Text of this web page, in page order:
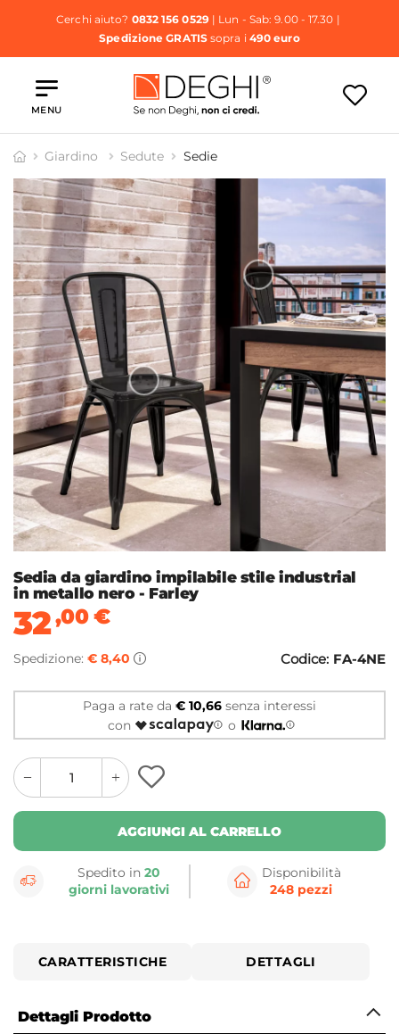
Cerchi aiuto? 0832 156 0529| Lun - Sab: 9.00 - 17.30 |
Spedizione GRATISsopra i 490 euro
MENU
Giardino Sedute Sedie
Sedia da giardino impilabile stile industrial
in metallo nero - Farley
32,00€
Spedizione: € 8,40 Codice: FA-4NE
Paga a rate da € 10,66 senza interessi
con
o
quantity
button
quantity
minus
button
AGGIUNGI AL CARRELLO
Spedito in 20
giorni lavorativi
Disponibilità
248 pezzi
CARATTERISTICHE DETTAGLI
Dettagli Prodotto